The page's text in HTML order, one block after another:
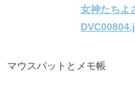
マウスパットとメモ帳